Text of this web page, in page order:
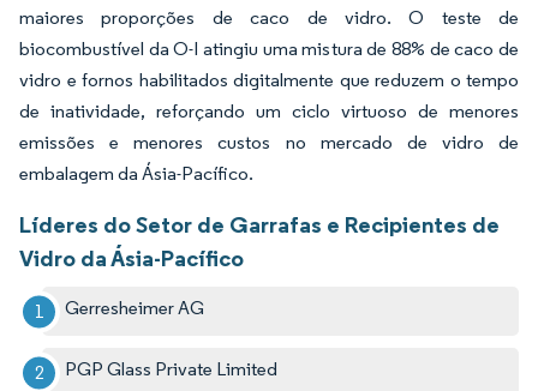
maiores proporções de caco de vidro. O teste de
biocombustível da O-I atingiu uma mistura de 88% de caco de
vidro e fornos habilitados digitalmente que reduzem o tempo
de inatividade, reforçando um ciclo virtuoso de menores
emissões e menores custos no mercado de vidro de
embalagem da Ásia-Pacífico.
Líderes do Setor de Garrafas e Recipientes de
Vidro da Ásia-Pacífico
Gerresheimer AG
PGP Glass Private Limited